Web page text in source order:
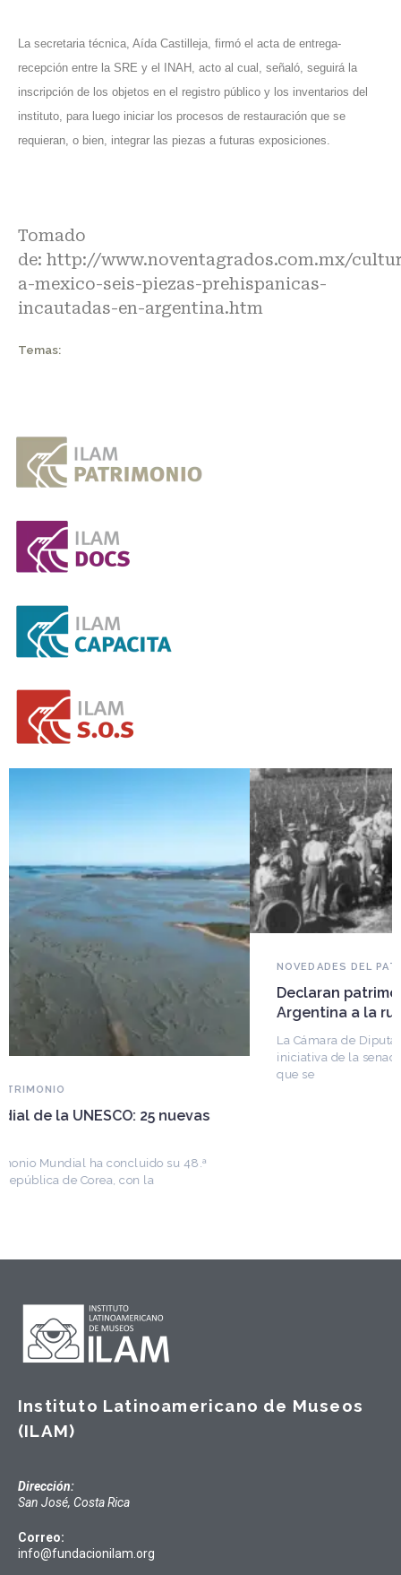
La secretaria técnica, Aída Castilleja, firmó el acta de entrega-
recepción entre la SRE y el INAH, acto al cual, señaló, seguirá la
inscripción de los objetos en el registro público y los inventarios del
instituto, para luego iniciar los procesos de restauración que se
requieran, o bien, integrar las piezas a futuras exposiciones.
Tomado
de: http://www.noventagrados.com.mx/
a-mexico-seis-piezas-prehispanicas-
incautadas-en-argentina.htm
Temas:
NOVEDADES DEL PATRIMONIO
Declaran patrimonio cultural inmaterial de
Argentina a la ruta del Vitimigrante
La Cámara de Diputados dio sanción definitiva a una
iniciativa de la senadora Beatriz Galiñares (UCR), por la
Instituto Latinoamericano de Museos
(ILAM)
Dirección:
San José, Costa Rica
Correo:
info@fundacionilam.org